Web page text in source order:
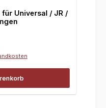
Universal / JR /